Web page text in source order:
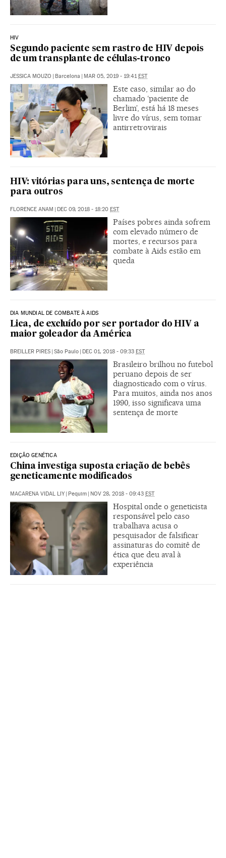
HIV
Segundo paciente sem rastro de HIV depois
de um transplante de células-tronco
JESSICA MOUZO | Barcelona | MAR 05, 2019 - 19:41EST
Este caso, similar ao do
chamado ‘paciente de
Berlim’, está há 18 meses
livre do vírus, sem tomar
antirretrovirais
HIV: vitórias para uns, sentença de morte
para outros
FLORENCE ANAM | DEC 09, 2018 - 18:20 EST
Países pobres ainda sofrem
com elevado número de
mortes, e recursos para
combate à Aids estão em
queda
DIA MUNDIAL DE COMBATE À AIDS
Lica, de excluído por ser portador do HIV a
maior goleador da América
BREILLER PIRES | São Paulo | DEC 01, 2018 - 09:33 EST
Brasileiro brilhou no futebol
peruano depois de ser
diagnosticado com o vírus.
Para muitos, ainda nos anos
1990, isso significava uma
sentença de morte
EDIÇÃO GENÉTICA
China investiga suposta criação de bebês
geneticamente modificados
MACARENA VIDAL LIY | Pequim | NOV 28, 2018 - 09:43 EST
Hospital onde o geneticista
responsável pelo caso
trabalhava acusa o
pesquisador de falsificar
assinaturas do comitê de
ética que deu aval à
experiência